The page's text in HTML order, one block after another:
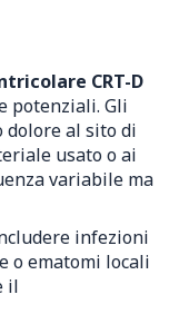
CRT-D
potenziali. Gli
dolore al sito di
usato o ai
variabile ma
infezioni
o ematomi locali
il